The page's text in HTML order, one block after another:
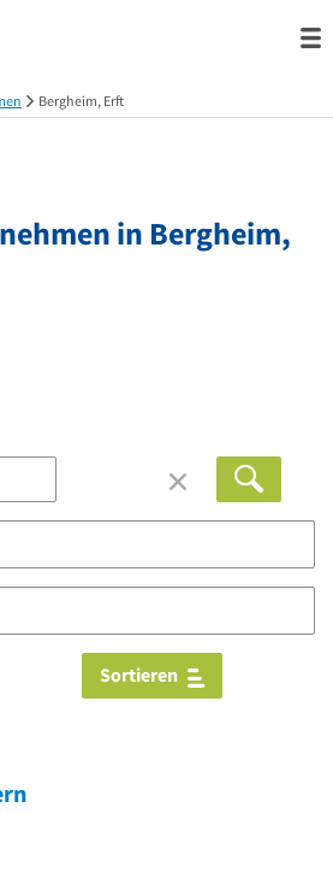
Bergheim, Erft
in Bergheim,
Sortieren